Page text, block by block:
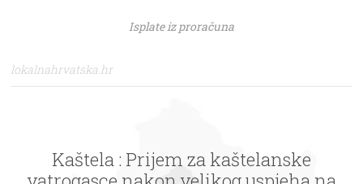
Isplate iz proračuna
lokalnahrvatska.hr
Fužine : Obavijest o vremenu